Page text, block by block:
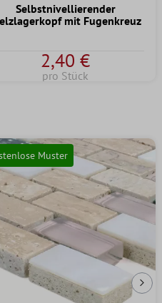
Selbstnivellierender
mit Fugenkreuz
2,40 €
pro Stück
Muster